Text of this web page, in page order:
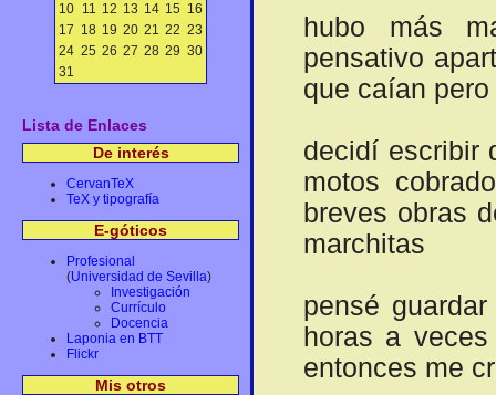
hubo más
pensativo
que caían
decidí escribir
motos
breves obras
marchitas
pensé
horas a
entonces me
10 11 12 13 14 15 16
17 18 19 20 21 22 23
24 25 26 27 28 29 30
31
Lista de Enlaces
De interés
CervanTeX
TeX y tipografía
E-góticos
Profesional
(Universidad de Sevilla)
Investigación
Currículo
Docencia
Laponia en BTT
Flickr
Mis otros